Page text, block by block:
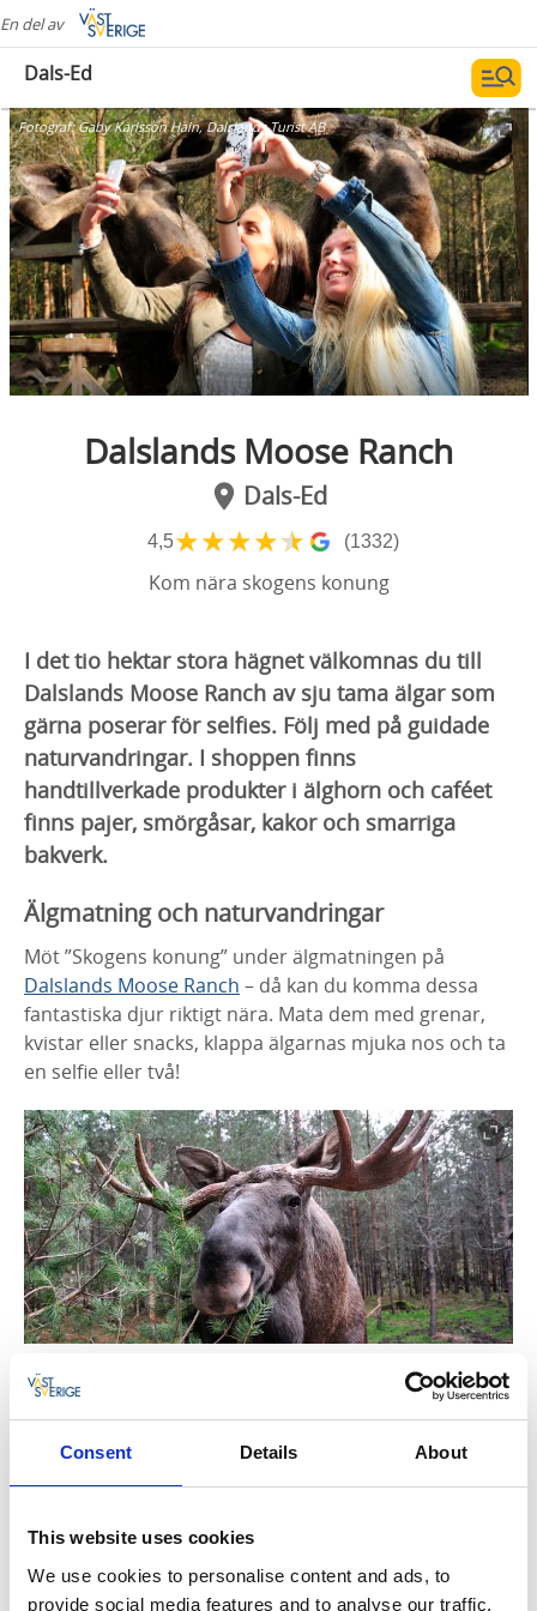
Consent Details About
This website uses cookies
We use cookies to personalise content and ads, to
provide social media features and to analyse our traffic.
En del av
Dals-Ed
Fotograf:Gaby Karlsson Hain, Dalslands Turist AB
Dalslands Moose Ranch
Dals-Ed
4,5★★★★★ (1332)
Kom nära skogens konung
I det tio hektar stora hägnet välkomnas du till
Dalslands Moose Ranch av sju tama älgar som
gärna poserar för selfies. Följ med på guidade
naturvandringar. I shoppen finns
handtillverkade produkter i älghorn och caféet
finns pajer, smörgåsar, kakor och smarriga
bakverk.
Älgmatning och naturvandringar
Möt ”Skogens konung” under älgmatningen på
Dalslands Moose Ranch – då kan du komma dessa
fantastiska djur riktigt nära. Mata dem med grenar,
kvistar eller snacks, klappa älgarnas mjuka nos och ta
en selfie eller två!
Följ med på en- eller tvåtimmars guidade vandringar i
älgparken och upptäck gamla klippväggar, en
Naturguidning är en separat aktivitet och måste
bokas i förväg.